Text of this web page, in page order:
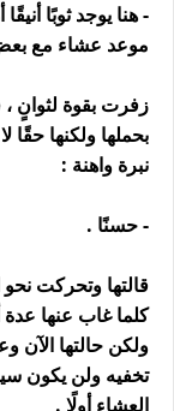
- هنا يوجد ثوبًا
موعد عشاء مع
زفرت بقوة لثوانٍ
بحملها ولكنها حقًا
نبرة واهنة :
- حسنًا .
قالتها وتحركت
كلما غاب عنها
ولكن حالتها الآن
تخفيه ولن يكون
العشاء أولًا .